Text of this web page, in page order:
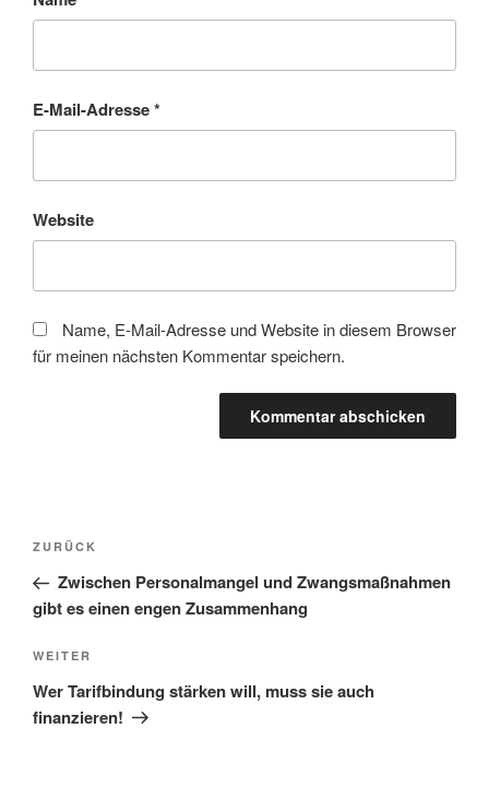
E-Mail-Adresse*
Website
Name, E-Mail-Adresse und Website in diesem Browser
für meinen nächsten Kommentar speichern.
Beitragsnavigation
Vorheriger
Beitrag
ZURÜCK
Zwischen Personalmangel und Zwangsmaßnahmen
gibt es einen engen Zusammenhang
Nächster
Beitrag
WEITER
Wer Tarifbindung stärken will, muss sie auch
finanzieren!